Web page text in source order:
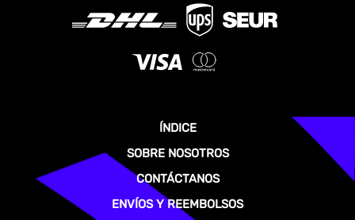
ÍNDICE
SOBRE NOSOTROS
CONTÁCTANOS
ENVÍOS Y REEMBOLSOS